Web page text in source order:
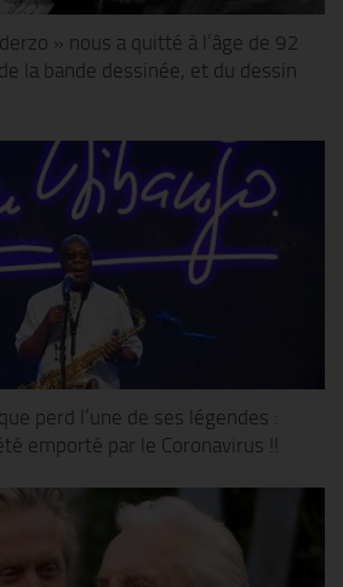
» nous a quitté à l’âge de 92
la bande dessinée, et du dessin
perd l’une de ses légendes :
emporté par le Coronavirus !!